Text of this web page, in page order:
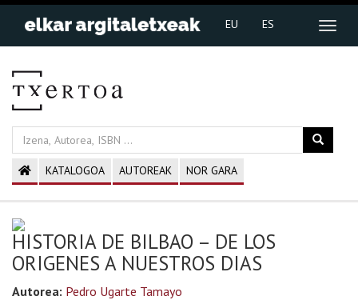
EU ES
KATALOGOA AUTOREAK NOR GARA
HISTORIA DE BILBAO – DE LOS
ORIGENES A NUESTROS DIAS
Autorea: Pedro Ugarte Tamayo